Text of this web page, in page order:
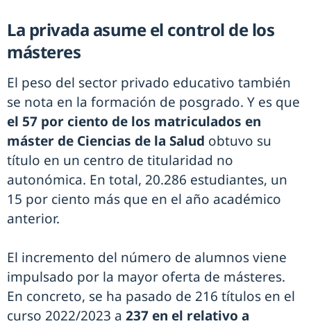
La privada asume el control de los
másteres
El peso del sector privado educativo también
se nota en la formación de posgrado. Y es que
el 57 por ciento de los matriculados en
máster de Ciencias de la Salud obtuvo su
título en un centro de titularidad no
autonómica. En total, 20.286 estudiantes, un
15 por ciento más que en el año académico
anterior.
El incremento del número de alumnos viene
impulsado por la mayor oferta de másteres.
En concreto, se ha pasado de 216 títulos en el
curso 2022/2023 a 237 en el relativo a